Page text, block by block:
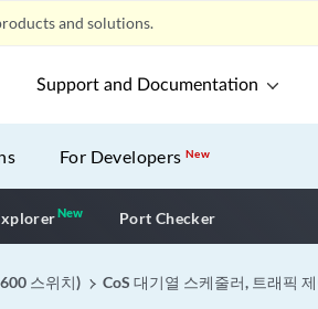
and solutions.
Support and Documentation
For DevelopersNew
NewNew application
Port Checker
스위치)
CoS 대기열 스케줄러, 트래픽